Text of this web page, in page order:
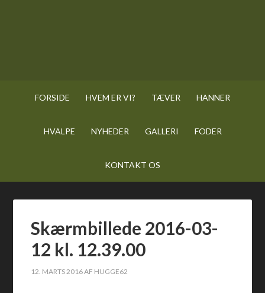
FORSIDE HVEM ER VI? TÆVER HANNER
HVALPE NYHEDER GALLERI FODER
KONTAKT OS
Skærmbillede 2016-03-
12 kl. 12.39.00
12. MARTS 2016AF HUGGE62